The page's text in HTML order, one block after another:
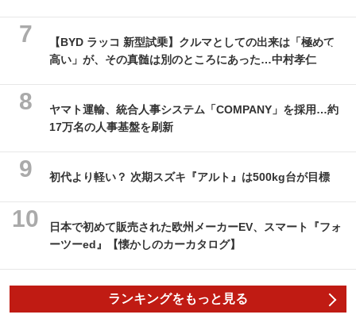
【BYD ラッコ 新型試乗】クルマとしての出来は「極めて
高い」が、その真髄は別のところにあった…中村孝仁
ヤマト運輸、統合人事システム「COMPANY」を採用…約
17万名の人事基盤を刷新
初代より軽い？ 次期スズキ『アルト』は500kg台が目標
日本で初めて販売された欧州メーカーEV、スマート『フォ
ーツーed』【懐かしのカーカタログ】
ランキングをもっと見る